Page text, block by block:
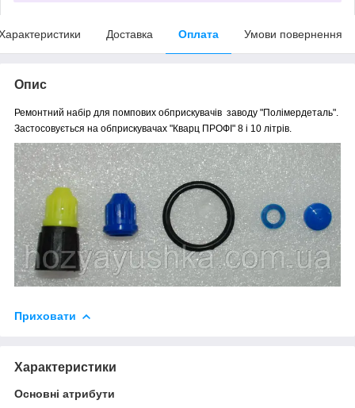
Доставка Оплата Умови повернення
Опис
Ремонтний набір для помпових обприскувачів заводу "Полімердеталь".
Застосовується на обприскувачах "Кварц ПРОФІ" 8 і 10 літрів.
Приховати
Характеристики
Основні атрибути